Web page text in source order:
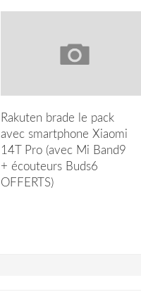
Rakuten brade le pack
avec smartphone Xiaomi
14T Pro (avec Mi Band9
+ écouteurs Buds6
OFFERTS)